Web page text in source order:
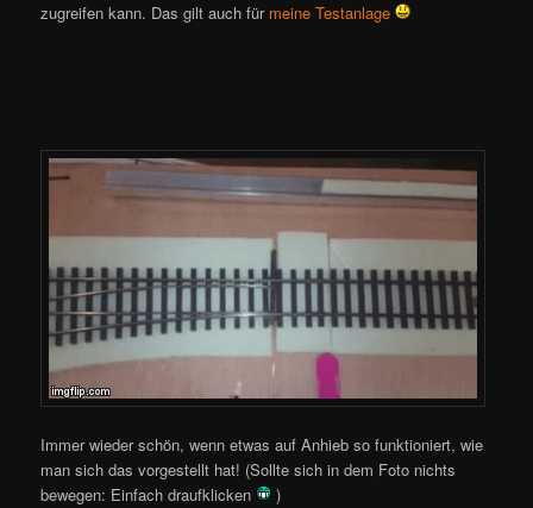
zugreifen kann. Das gilt auch für meine Testanlage
Immer wieder schön, wenn etwas auf Anhieb so funktioniert, wie
man sich das vorgestellt hat! (Sollte sich in dem Foto nichts
bewegen: Einfach draufklicken
)